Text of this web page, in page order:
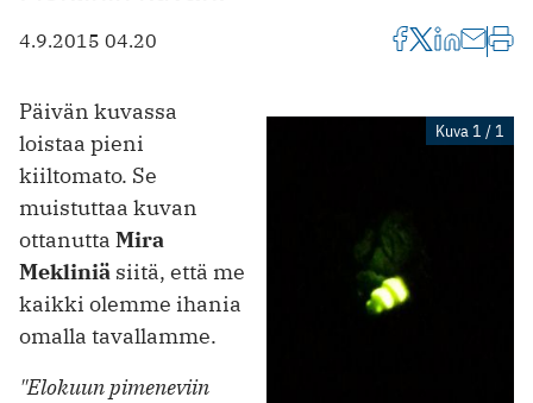
4.9.2015 04.20
Kuva 1 / 1
Päivän kuvassa
loistaa pieni
kiiltomato. Se
muistuttaa kuvan
ottanutta Mira
Mekliniä siitä, että me
kaikki olemme ihania
omalla tavallamme.
"Elokuun pimeneviin